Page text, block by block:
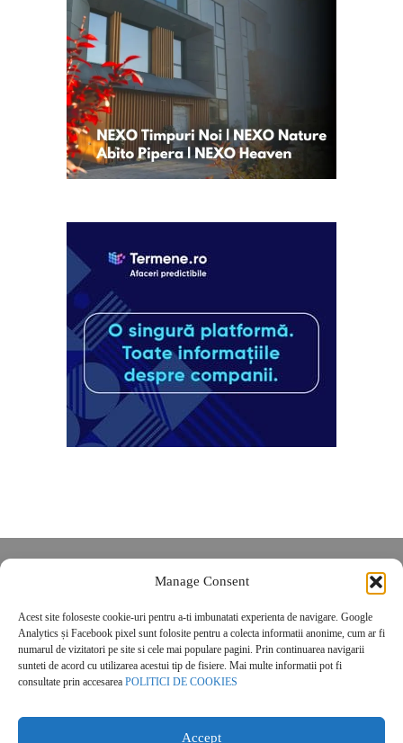
Manage Consent
Acest site foloseste cookie-uri pentru a-ti imbunatati experienta de navigare. Google
Analytics și Facebook pixel sunt folosite pentru a colecta informatii anonime, cum ar fi
numarul de vizitatori pe site si cele mai populare pagini. Prin continuarea navigarii
sunteti de acord cu utilizarea acestui tip de fisiere. Mai multe informatii pot fi
consultate prin accesarea POLITICI DE COOKIES
Accept
POLITICĂ DE CONFIDENȚIALITATE
Politica de cookies